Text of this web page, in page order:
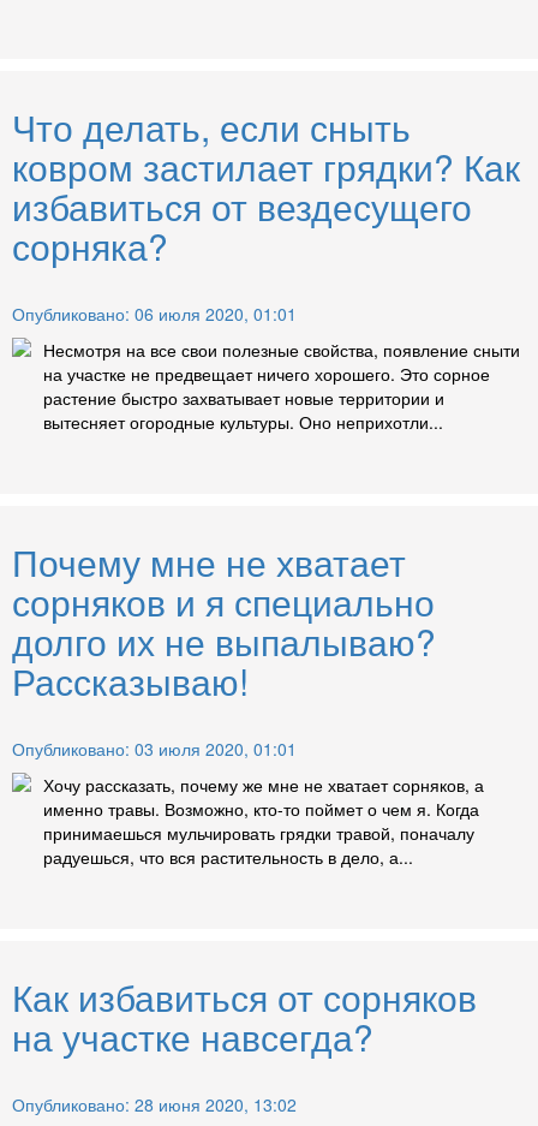
Что делать, если сныть
ковром застилает грядки? Как
избавиться от вездесущего
сорняка?
Опубликовано: 06 июля 2020, 01:01
Несмотря на все свои полезные свойства, появление сныти
на участке не предвещает ничего хорошего. Это сорное
растение быстро захватывает новые территории и
вытесняет огородные культуры. Оно неприхотли...
Почему мне не хватает
сорняков и я специально
долго их не выпалываю?
Рассказываю!
Опубликовано: 03 июля 2020, 01:01
Хочу рассказать, почему же мне не хватает сорняков, а
именно травы. Возможно, кто-то поймет о чем я. Когда
принимаешься мульчировать грядки травой, поначалу
радуешься, что вся растительность в дело, а...
Как избавиться от сорняков
на участке навсегда?
Опубликовано: 28 июня 2020, 13:02